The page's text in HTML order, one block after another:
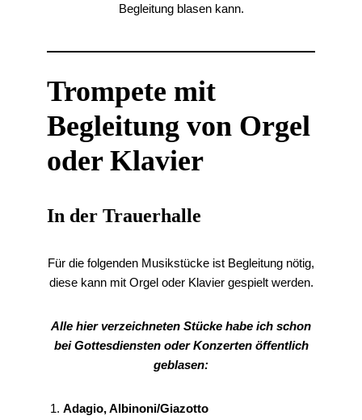
Begleitung blasen kann.
Trompete mit
Begleitung von Orgel
oder Klavier
In der Trauerhalle
Für die folgenden Musikstücke ist Begleitung nötig,
diese kann mit Orgel oder Klavier gespielt werden.
Alle hier verzeichneten Stücke habe ich schon
bei Gottesdiensten oder Konzerten öffentlich
geblasen:
Adagio, Albinoni/Giazotto